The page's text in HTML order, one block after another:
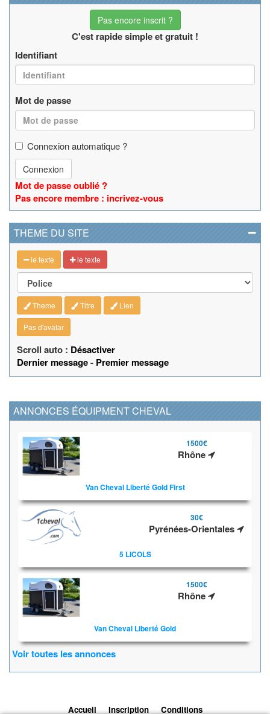
Pas encore inscrit ?
C'est rapide simple et gratuit !
Identifiant
Mot de passe
Connexion automatique ?
Connexion
Mot de passe oublié ?
Pas encore membre : incrivez-vous
THEME DU SITE
le texte le texte
Theme Titre Lien
Pas d'avatar
Scroll auto : Désactiver
Dernier message- Premier message
ANNONCES ÉQUIPMENT CHEVAL
1500€
Rhône
Van Cheval Liberté Gold First
30€
Pyrénées-Orientales
5 LICOLS
1500€
Rhône
Van Cheval Liberté Gold
Voir toutes les annonces
Accueil Inscription Conditions